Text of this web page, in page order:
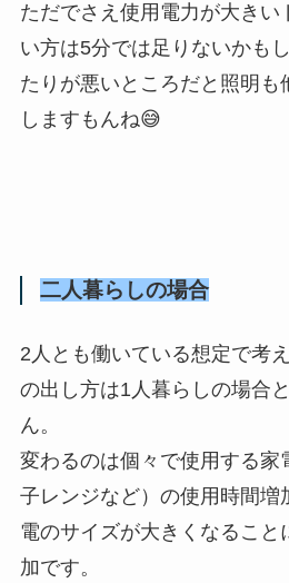
ただでさえ使用電力が大きい
い方は5分では足りないかも
たりが悪いところだと照明も
しますもんね😅
二人暮らしの場合
2人とも働いている想定で考
の出し方は1人暮らしの場合
ん。
変わるのは個々で使用する家
子レンジなど）の使用時間増
電のサイズが大きくなること
加です。